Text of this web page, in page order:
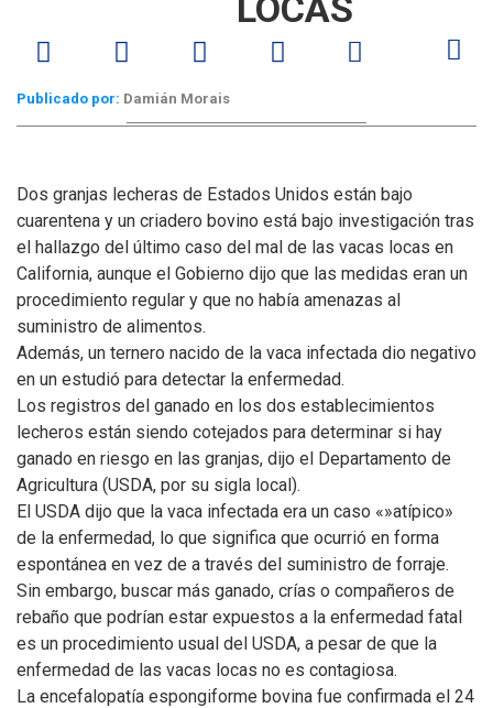
LOCAS
Publicado por: Damián Morais
Dos granjas lecheras de Estados Unidos están bajo
cuarentena y un criadero bovino está bajo investigación tras
el hallazgo del último caso del mal de las vacas locas en
California, aunque el Gobierno dijo que las medidas eran un
procedimiento regular y que no había amenazas al
suministro de alimentos.
Además, un ternero nacido de la vaca infectada dio negativo
en un estudió para detectar la enfermedad.
Los registros del ganado en los dos establecimientos
lecheros están siendo cotejados para determinar si hay
ganado en riesgo en las granjas, dijo el Departamento de
Agricultura (USDA, por su sigla local).
El USDA dijo que la vaca infectada era un caso «»atípico»
de la enfermedad, lo que significa que ocurrió en forma
espontánea en vez de a través del suministro de forraje.
Sin embargo, buscar más ganado, crías o compañeros de
rebaño que podrían estar expuestos a la enfermedad fatal
es un procedimiento usual del USDA, a pesar de que la
enfermedad de las vacas locas no es contagiosa.
La encefalopatía espongiforme bovina fue confirmada el 24